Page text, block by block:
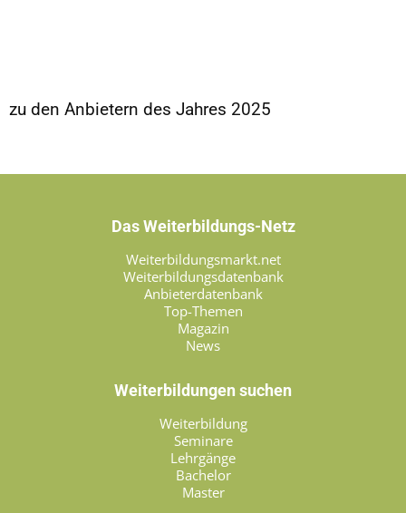
zu den Anbietern des Jahres 2025
Das Weiterbildungs-Netz
Weiterbildungsmarkt.net
Weiterbildungsdatenbank
Anbieterdatenbank
Top-Themen
Magazin
News
Weiterbildungen suchen
Weiterbildung
Seminare
Lehrgänge
Bachelor
Master